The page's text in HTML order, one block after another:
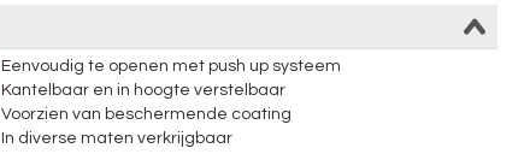
Eenvoudig te openen met push up systeem
Kantelbaar en in hoogte verstelbaar
Voorzien van beschermende coating
In diverse maten verkrijgbaar